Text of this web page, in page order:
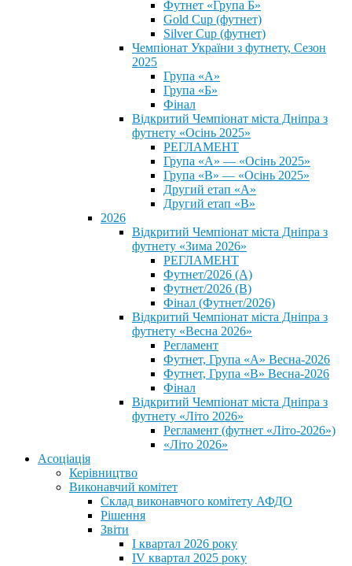
Футнет «Група Б»
Gold Cup (футнет)
Silver Cup (футнет)
Чемпіонат України з футнету, Сезон
2025
Група «А»
Група «Б»
Фінал
Відкритий Чемпіонат міста Дніпра з
футнету «Осінь 2025»
РЕГЛАМЕНТ
Група «А» — «Осінь 2025»
Група «В» — «Осінь 2025»
Другий етап «А»
Другий етап «В»
2026
Відкритий Чемпіонат міста Дніпра з
футнету «Зима 2026»
РЕГЛАМЕНТ
Футнет/2026 (А)
Футнет/2026 (В)
Фінал (Футнет/2026)
Відкритий Чемпіонат міста Дніпра з
футнету «Весна 2026»
Регламент
Футнет, Група «А» Весна-2026
Футнет, Група «В» Весна-2026
Фінал
Відкритий Чемпіонат міста Дніпра з
футнету «Літо 2026»
Регламент (футнет «Літо-2026»)
«Літо 2026»
Асоціація
Керівництво
Виконавчий комітет
Склад виконавчого комітету АФДО
Рішення
Звіти
I квартал 2026 року
IV квартал 2025 року